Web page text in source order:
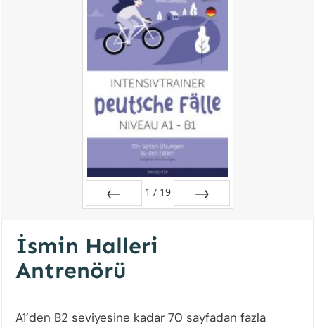
1 / 19
İsmin Halleri
Antrenörü
A1’den B2 seviyesine kadar 70 sayfadan fazla